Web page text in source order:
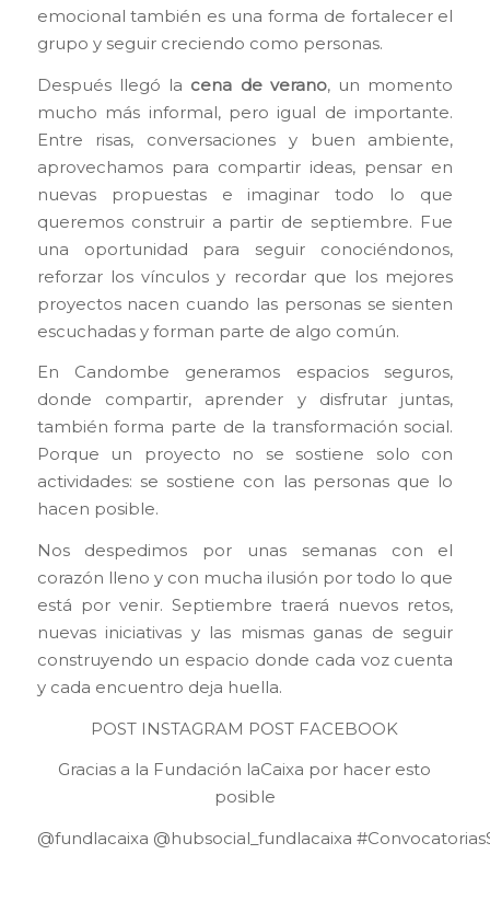
emocional también es una forma de fortalecer el
grupo y seguir creciendo como personas.
Después llegó la cena de verano, un momento
mucho más informal, pero igual de importante.
Entre risas, conversaciones y buen ambiente,
aprovechamos para compartir ideas, pensar en
nuevas propuestas e imaginar todo lo que
queremos construir a partir de septiembre. Fue
una oportunidad para seguir conociéndonos,
reforzar los vínculos y recordar que los mejores
proyectos nacen cuando las personas se sienten
escuchadas y forman parte de algo común.
En Candombe generamos espacios seguros,
donde compartir, aprender y disfrutar juntas,
también forma parte de la transformación social.
Porque un proyecto no se sostiene solo con
actividades: se sostiene con las personas que lo
hacen posible.
Nos despedimos por unas semanas con el
corazón lleno y con mucha ilusión por todo lo que
está por venir. Septiembre traerá nuevos retos,
nuevas iniciativas y las mismas ganas de seguir
construyendo un espacio donde cada voz cuenta
y cada encuentro deja huella.
POST INSTAGRAM POST FACEBOOK
Gracias a la Fundación laCaixa por hacer esto
posible
@fundlacaixa @hubsocial_fundlacaixa